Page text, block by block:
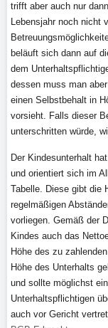
trifft aber auch nur
Lebensjahr noch nicht
beläuft sich dann auf
dem
dessen muss man
einen Selbstbehalt in
vorsieht. Falls dieser
unterschritten würde,
Der Kindesunterhalt
und orientiert sich im
Tabelle. Diese gibt die
regelmäßigen
vorliegen. Gemäß der
Kindes auch das
Höhe des zu
Höhe des Unterhalts
und sollte möglichst
Unterhaltspflichtigen
auch vor Gericht